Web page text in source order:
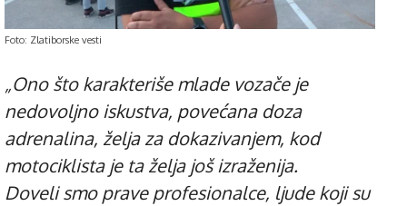
Foto: Zlatiborske vesti
„Ono što karakteriše mlade vozače je
nedovoljno iskustva, povećana doza
adrenalina, želja za dokazivanjem, kod
motociklista je ta želja još izraženija.
Doveli smo prave profesionalce, ljude koji su